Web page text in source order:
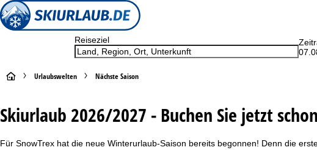
Reiseziel
S Urlaubswelten Nächste Saison
Skiurlaub 2026/2027 - Buchen Sie jetzt
Für SnowTrex hat die neue Winterurlaub-Saison bereits begonnen! Denn die